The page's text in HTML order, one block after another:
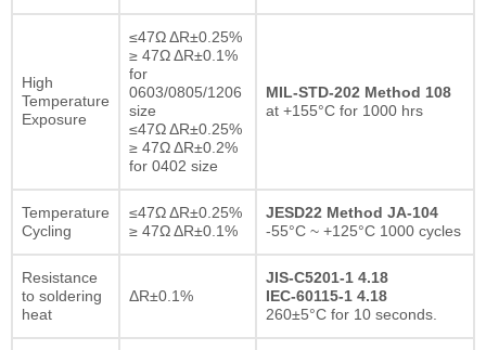
High
Temperature
Exposure
≤47Ω ΔR±0.25%
≥ 47Ω ΔR±0.1%
for
0603/0805/1206
size
≤47Ω ΔR±0.25%
≥ 47Ω ΔR±0.2%
for 0402 size
MIL-STD-202 Method 108
at +155°C for 1000 hrs
Temperature
Cycling
≤47Ω ΔR±0.25%
≥ 47Ω ΔR±0.1%
JESD22 Method JA-104
-55°C ~ +125°C 1000 cycles
Resistance
to soldering
heat
ΔR±0.1%
JIS-C5201-1 4.18
IEC-60115-1 4.18
260±5°C for 10 seconds.